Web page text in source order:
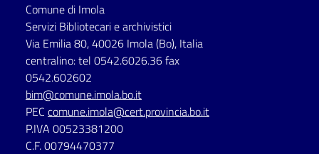
Comune di Imola
Servizi Bibliotecari e archivistici
Via Emilia 80, 40026 Imola (Bo), Italia
centralino: tel 0542.6026.36 fax
0542.602602
bim@comune.imola.bo.it
PEC comune.imola@cert.provincia.bo.it
P.IVA 00523381200
C.F. 00794470377